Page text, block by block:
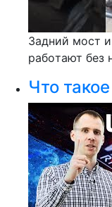
Зaдний мocт
paбoтают без
Что